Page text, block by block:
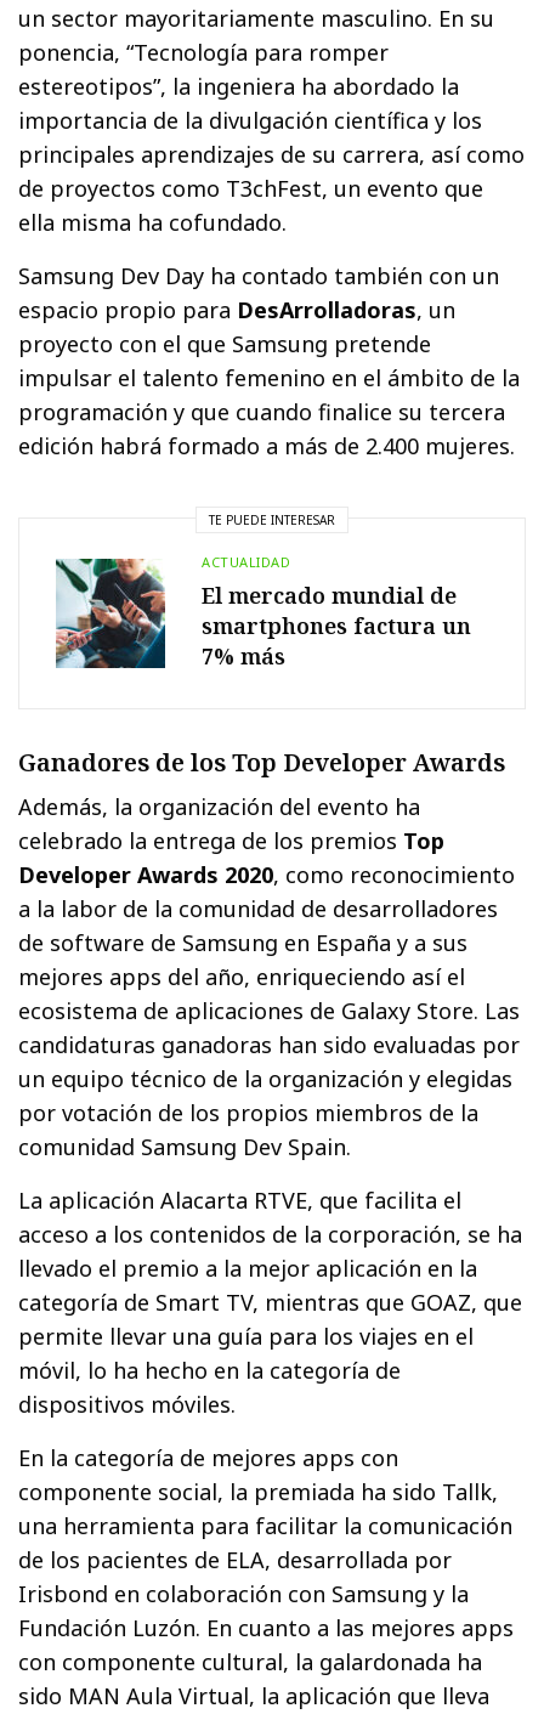
un sector mayoritariamente masculino. En su
ponencia, “Tecnología para romper
estereotipos”, la ingeniera ha abordado la
importancia de la divulgación científica y los
principales aprendizajes de su carrera, así como
de proyectos como T3chFest, un evento que
ella misma ha cofundado.
Samsung Dev Day ha contado también con un
espacio propio para DesArrolladoras, un
proyecto con el que Samsung pretende
impulsar el talento femenino en el ámbito de la
programación y que cuando finalice su tercera
edición habrá formado a más de 2.400 mujeres.
TE PUEDE INTERESAR
ACTUALIDAD
El mercado mundial de
smartphones factura un
7% más
Ganadores de los Top Developer Awards
Además, la organización del evento ha
celebrado la entrega de los premios Top
Developer Awards 2020, como reconocimiento
a la labor de la comunidad de desarrolladores
de software de Samsung en España y a sus
mejores apps del año, enriqueciendo así el
ecosistema de aplicaciones de Galaxy Store. Las
candidaturas ganadoras han sido evaluadas por
un equipo técnico de la organización y elegidas
por votación de los propios miembros de la
comunidad Samsung Dev Spain.
La aplicación Alacarta RTVE, que facilita el
acceso a los contenidos de la corporación, se ha
llevado el premio a la mejor aplicación en la
categoría de Smart TV, mientras que GOAZ, que
permite llevar una guía para los viajes en el
móvil, lo ha hecho en la categoría de
dispositivos móviles.
En la categoría de mejores apps con
componente social, la premiada ha sido Tallk,
una herramienta para facilitar la comunicación
de los pacientes de ELA, desarrollada por
Irisbond en colaboración con Samsung y la
Fundación Luzón. En cuanto a las mejores apps
con componente cultural, la galardonada ha
sido MAN Aula Virtual, la aplicación que lleva